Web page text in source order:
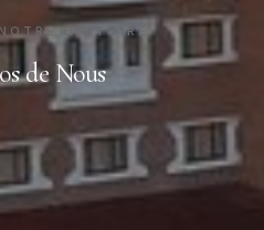
HISTOIRE
de Nous